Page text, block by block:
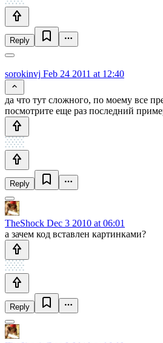
Reply
sorokinvj Feb 24 2011 at 12:40
да что тут сложного, по моему все
посмотрите еще раз последний
Reply
TheShock Dec 3 2010 at 06:01
а зачем код вставлен картинками?
Reply